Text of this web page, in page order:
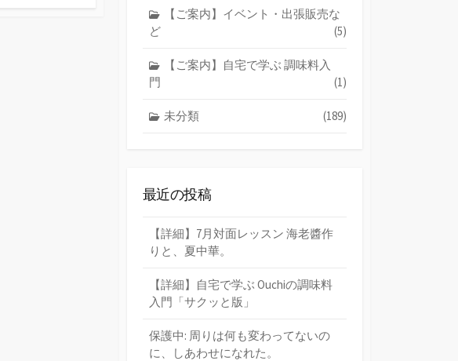
【ご案内】イベント・出張販売な
ど
(5)
【ご案内】自宅で学ぶ 調味料入
門
(1)
未分類 (189)
最近の投稿
【詳細】7月対面レッスン 海老醬作
りと、夏中華。
【詳細】自宅で学ぶ Ouchiの調味料
入門「サクッと版」
保護中: 周りは何も変わってないの
に、しあわせになれた。